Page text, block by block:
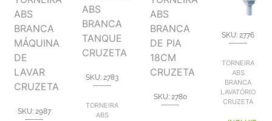
SKU: 2987
SKU: 2783
TORNEIRA
ABS
SKU: 2780
SKU: 2776
TORNEIRA
ABS
BRANCA
LAVATÓRIO
CRUZETA